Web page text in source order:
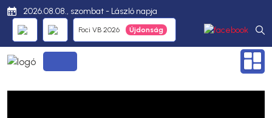
2026.08.08., szombat - László napja
Foci VB 2026